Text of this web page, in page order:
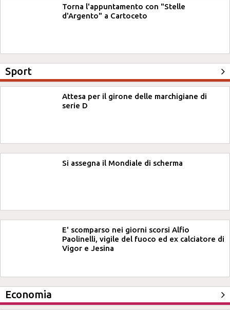
Torna l'appuntamento con "Stelle
d'Argento" a Cartoceto
Sport
Attesa per il girone delle marchigiane di
serie D
Si assegna il Mondiale di scherma
E' scomparso nei giorni scorsi Alfio
Paolinelli, vigile del fuoco ed ex calciatore di
Vigor e Jesina
Economia